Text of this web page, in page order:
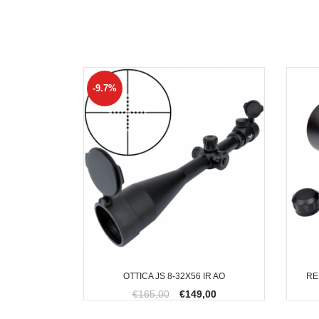
OTTICA JS 8-32X56 IR AO
-9.7%
€165,00 €149,00